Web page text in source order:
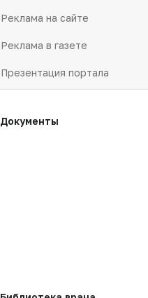
Реклама на сайте
Реклама в газете
Презентация портала
Логотипы портала
Калькуляторы
Документы